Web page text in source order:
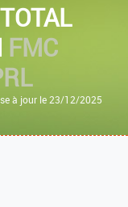
FMC
à jour le 23/12/2025